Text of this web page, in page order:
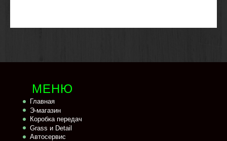
МЕНЮ
Главная
Э-магазин
Коробка передач
Grass и Detail
Автосервис